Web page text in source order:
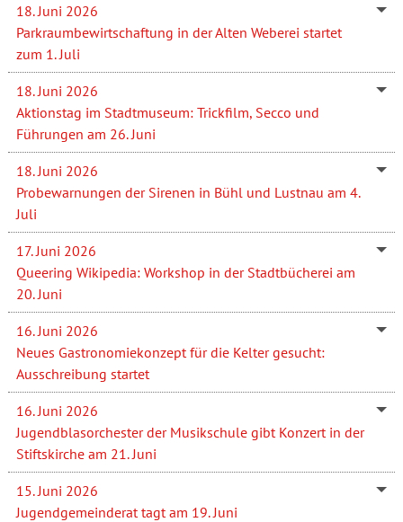
18. Juni 2026
Parkraumbewirtschaftung in der Alten Weberei startet
zum 1. Juli
18. Juni 2026
Aktionstag im Stadtmuseum: Trickfilm, Secco und
Führungen am 26. Juni
18. Juni 2026
Probewarnungen der Sirenen in Bühl und Lustnau am 4.
Juli
17. Juni 2026
Queering Wikipedia: Workshop in der Stadtbücherei am
20. Juni
16. Juni 2026
Neues Gastronomiekonzept für die Kelter gesucht:
Ausschreibung startet
16. Juni 2026
Jugendblasorchester der Musikschule gibt Konzert in der
Stiftskirche am 21. Juni
15. Juni 2026
Jugendgemeinderat tagt am 19. Juni